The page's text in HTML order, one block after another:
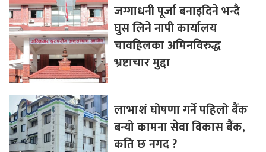
जग्गाधनी पूर्जा बनाइदिने भन्दै
घुस लिने नापी कार्यालय
चावहिलका अमिनविरुद्ध
भ्रष्टाचार मुद्दा
लाभाशं घोषणा गर्ने पहिलो बैंक
बन्यो कामना सेवा विकास बैंक,
कति छ नगद ?